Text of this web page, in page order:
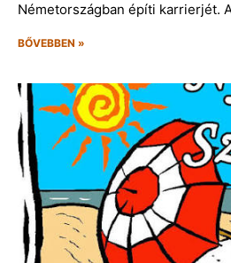
Németországban építi karrierjét.
BŐVEBBEN »